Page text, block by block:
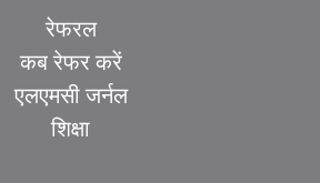
रेफरल
कब रेफर करें
एलएमसी जर्नल
शिक्षा